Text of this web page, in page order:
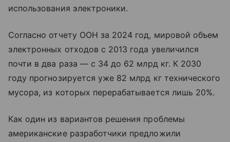
использования электроники.
Согласно отчету ООН за 2024 год, мировой объем
электронных отходов с 2013 года увеличился
почти в два раза — с 34 до 62 млрд кг. К 2030
году прогнозируется уже 82 млрд кг технического
мусора, из которых перерабатывается лишь 20%.
Как один из вариантов решения проблемы
американские разработчики предложили